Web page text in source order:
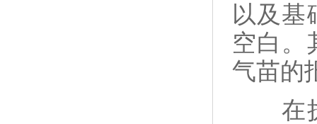
以及基
空白。
气苗的
在